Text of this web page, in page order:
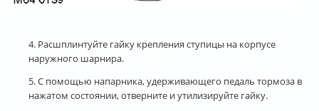
4. Расшплинтуйте гайку крепления ступицы на корпусе
наружного шарнира.
5. С помощью напарника, удерживающего педаль тормоза в
нажатом состоянии, отверните и утилизируйте гайку.